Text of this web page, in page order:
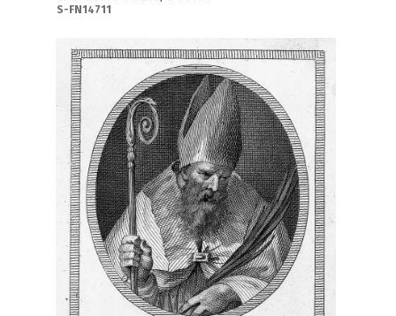
S-FN14711